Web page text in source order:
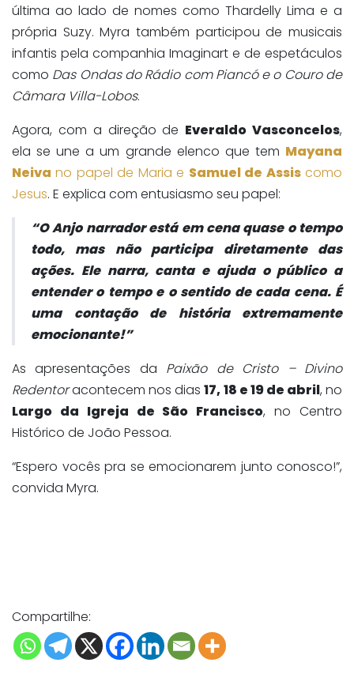
última ao lado de nomes como Thardelly Lima e a
própria Suzy. Myra também participou de musicais
infantis pela companhia Imaginart e de espetáculos
como Das Ondas do Rádio com Piancó e o Couro de
Câmara Villa-Lobos.
Agora, com a direção de Everaldo Vasconcelos,
ela se une a um grande elenco que tem Mayana
Neiva no papel de Maria e Samuel de Assiscomo
Jesus. E explica com entusiasmo seu papel:
“O Anjo narrador está em cena quase o tempo
todo, mas não participa diretamente das
ações. Ele narra, canta e ajuda o público a
entender o tempo e o sentido de cada cena. É
uma contação de história extremamente
emocionante!”
As apresentações da Paixão de Cristo – Divino
Redentoracontecem nos dias17, 18 e 19 de abril, no
Largo da Igreja de São Francisco, no Centro
Histórico de João Pessoa.
“Espero vocês pra se emocionarem junto conosco!”,
convida Myra.
Compartilhe: